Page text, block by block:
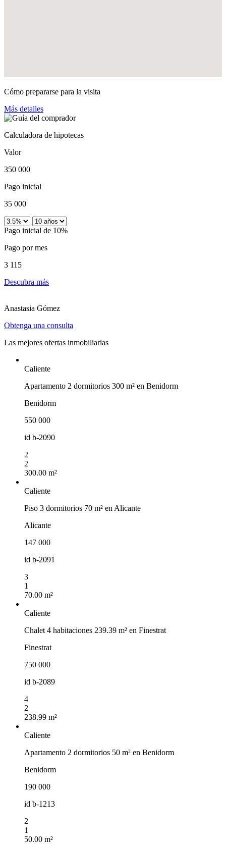
Cómo prepararse para la visita
Más detalles
Calculadora de hipotecas
Valor
350 000
Pago inicial
35 000
Pago inicial de 10%
Pago por mes
3 115
Descubra más
Anastasia Gómez
Obtenga una consulta
Las mejores ofertas inmobiliarias
Caliente
Apartamento 2 dormitorios 300 m² en Benidorm
Benidorm
550 000
id b-2090
2
2
300.00 m²
Caliente
Piso 3 dormitorios 70 m² en Alicante
Alicante
147 000
id b-2091
3
1
70.00 m²
Caliente
Chalet 4 habitaciones 239.39 m² en Finestrat
Finestrat
750 000
id b-2089
4
2
238.99 m²
Caliente
Apartamento 2 dormitorios 50 m² en Benidorm
Benidorm
190 000
id b-1213
2
1
50.00 m²